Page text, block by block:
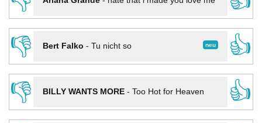
👎
neu
Bert Falko - Tu nicht so
👍
👎
BILLY WANTS MORE- Too Hot for Heaven
👍